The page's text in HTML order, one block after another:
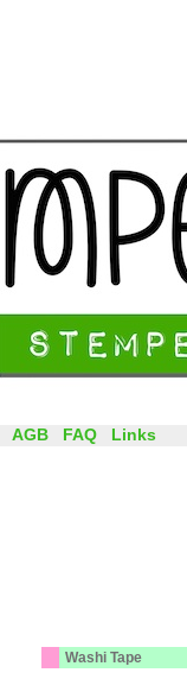
Washi Tape
AGB FAQ Links